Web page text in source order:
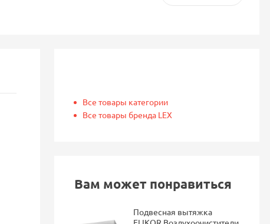
Все товары категории
Все товары бренда LEX
Вам может понравиться
Подвесная вытяжка